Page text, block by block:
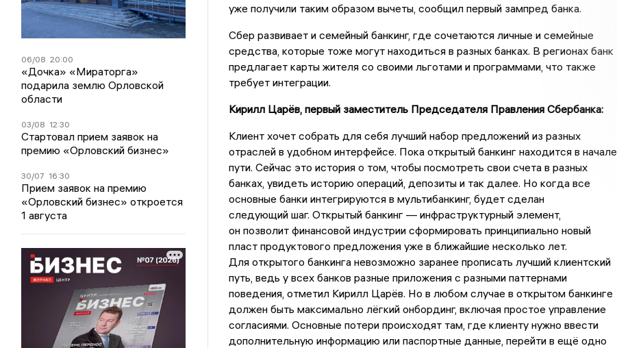
06/08 20:00
«Дочка» «Мираторга»
подарила землю Орловской
области
03/08 12:30
Стартовал прием заявок на
премию «Орловский бизнес»
30/07 16:30
Прием заявок на премию
«Орловский бизнес» откроется
1 августа
уже получили таким образом вычеты, сообщил первый зампред банка.
Сбер развивает и семейный банкинг, где сочетаются личные и семейные
средства, которые тоже могут находиться в разных банках. В регионах банк
предлагает карты жителя со своими льготами и программами, что также
требует интеграции.
Кирилл Царёв, первый заместитель Председателя Правления Сбербанка:
Клиент хочет собрать для себя лучший набор предложений из разных
отраслей в удобном интерфейсе. Пока открытый банкинг находится в начале
пути. Сейчас это история о том, чтобы посмотреть свои счета в разных
банках, увидеть историю операций, депозиты и так далее. Но когда все
основные банки интегрируются в мультибанкинг, будет сделан
следующий шаг. Открытый банкинг — инфраструктурный элемент,
он позволит финансовой индустрии сформировать принципиально новый
пласт продуктового предложения уже в ближайшие несколько лет.
Для открытого банкинга невозможно заранее прописать лучший клиентский
путь, ведь у всех банков разные приложения с разными паттернами
поведения, отметил Кирилл Царёв. Но в любом случае в открытом банкинге
должен быть максимально лёгкий онбординг, включая простое управление
согласиями. Основные потери происходят там, где клиенту нужно ввести
дополнительную информацию или паспортные данные, перейти в ещё одно